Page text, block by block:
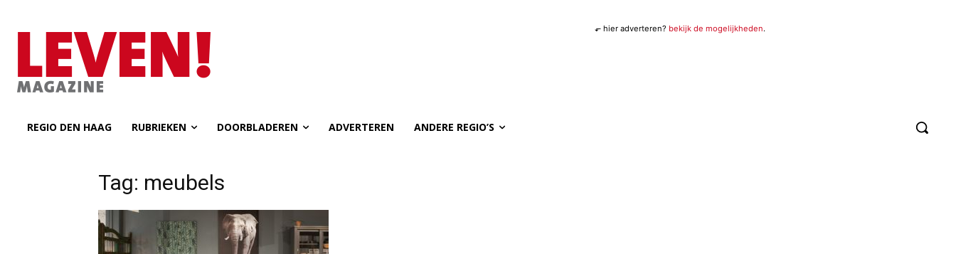
⬐ hier adverteren? bekijk de mogelijkheden.
REGIO DEN HAAG RUBRIEKEN DOORBLADEREN ADVERTEREN ANDERE REGIO’S
Tag: meubels